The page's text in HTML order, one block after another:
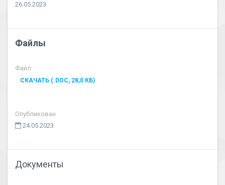
26.05.2023
Файлы
Файл
СКАЧАТЬ (.DOC, 28,0 КБ)
Опубликован
24.05.2023
Документы